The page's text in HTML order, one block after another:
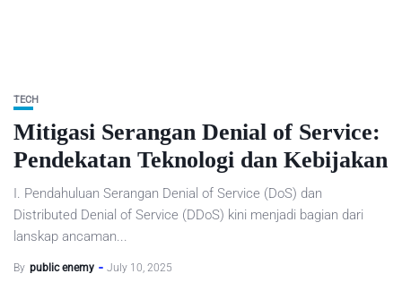
TECH
Mitigasi Serangan Denial of Service:
Pendekatan Teknologi dan Kebijakan
I. Pendahuluan Serangan Denial of Service (DoS) dan
Distributed Denial of Service (DDoS) kini menjadi bagian dari
lanskap ancaman...
By public enemy July 10, 2025